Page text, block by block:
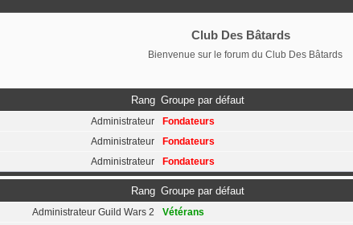
Club Des Bâtards
Bienvenue sur le forum du Club Des Bâtards
Rang Groupe par défaut
Administrateur Fondateurs
Administrateur
Fondateurs
Administrateur
Fondateurs
Rang Groupe par défaut
Administrateur Guild Wars 2 Vétérans